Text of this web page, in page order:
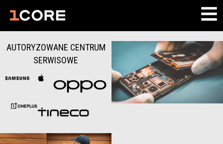
AUTORYZOWANE CENTRUM
SERWISOWE